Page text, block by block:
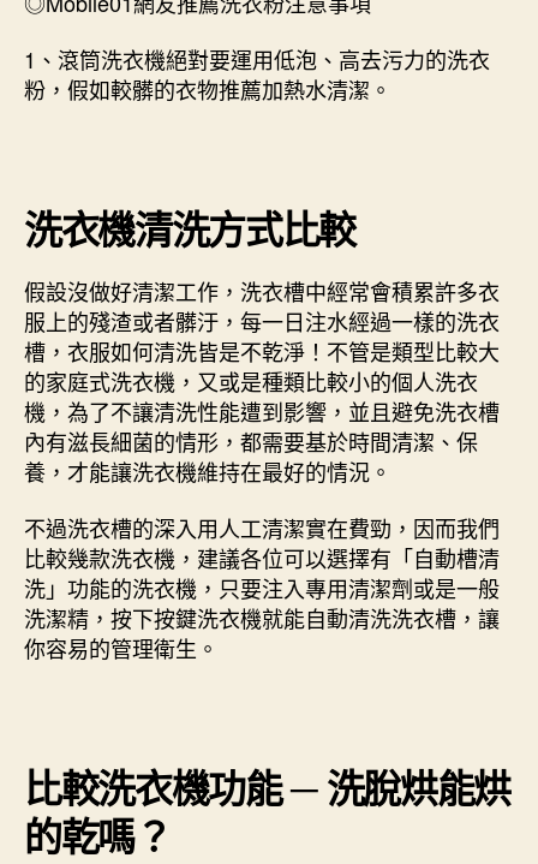
1、滾筒洗衣機絕對要運用低泡、高去污力的洗衣
粉，假如較髒的衣物推薦加熱水清潔。
洗衣機清洗方式比較
假設沒做好清潔工作，洗衣槽中經常會積累許多衣
服上的殘渣或者髒汙，每一日注水經過一樣的洗衣
槽，衣服如何清洗皆是不乾淨！不管是類型比較大
的家庭式洗衣機，又或是種類比較小的個人洗衣
機，為了不讓清洗性能遭到影響，並且避免洗衣槽
內有滋長細菌的情形，都需要基於時間清潔、保
養，才能讓洗衣機維持在最好的情況。
不過洗衣槽的深入用人工清潔實在費勁，因而我們
比較幾款洗衣機，建議各位可以選擇有「自動槽清
洗」功能的洗衣機，只要注入專用清潔劑或是一般
洗潔精，按下按鍵洗衣機就能自動清洗洗衣槽，讓
你容易的管理衛生。
比較洗衣機功能 ─ 洗脫烘能烘
的乾嗎？